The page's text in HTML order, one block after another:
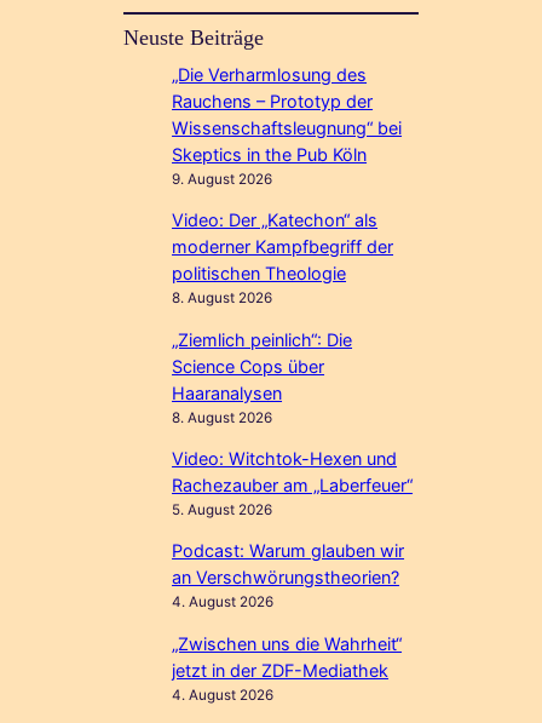
Neuste Beiträge
„Die Verharmlosung des
Rauchens – Prototyp der
Wissenschaftsleugnung“ bei
Skeptics in the Pub Köln
9. August 2026
Video: Der „Katechon“ als
moderner Kampfbegriff der
politischen Theologie
8. August 2026
„Ziemlich peinlich“: Die
Science Cops über
Haaranalysen
8. August 2026
Video: Witchtok-Hexen und
Rachezauber am „Laberfeuer“
5. August 2026
Podcast: Warum glauben wir
an Verschwörungstheorien?
4. August 2026
„Zwischen uns die Wahrheit“
jetzt in der ZDF-Mediathek
4. August 2026